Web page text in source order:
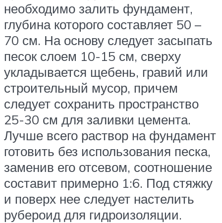
необходимо залить фундамент,
глубина которого составляет 50 –
70 см. На основу следует засыпать
песок слоем 10-15 см, сверху
укладывается щебень, гравий или
строительный мусор, причем
следует сохранить пространство
25-30 см для заливки цемента.
Лучше всего раствор на фундамент
готовить без использования песка,
заменив его отсевом, соотношение
составит примерно 1:6. Под стяжку
и поверх нее следует настелить
рубероид для гидроизоляции.